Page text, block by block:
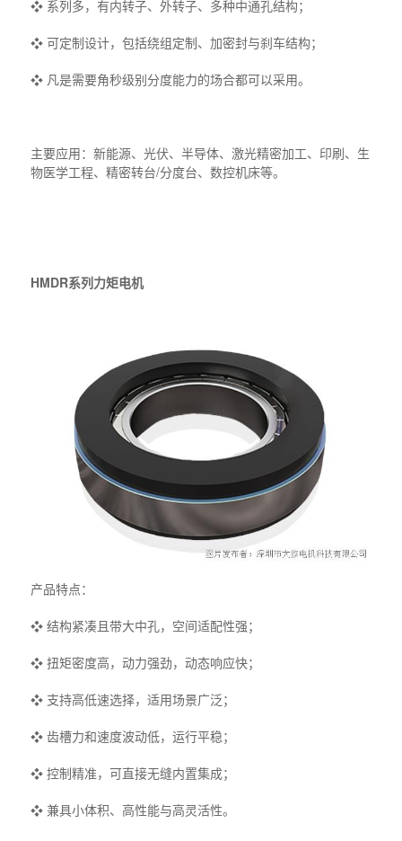
❖ 系列多，有内转子、外转子、多种中通孔结构；
❖ 可定制设计，包括绕组定制、加密封与刹车结构；
❖ 凡是需要角秒级别分度能力的场合都可以采用。
主要应用：新能源、光伏、半导体、激光精密加工、印刷、生
物医学工程、精密转台/分度台、数控机床等。
HMDR系列力矩电机
产品特点：
❖ 结构紧凑且带大中孔，空间适配性强；
❖ 扭矩密度高，动力强劲，动态响应快；
❖ 支持高低速选择，适用场景广泛；
❖ 齿槽力和速度波动低，运行平稳；
❖ 控制精准，可直接无缝内置集成；
❖ 兼具小体积、高性能与高灵活性。